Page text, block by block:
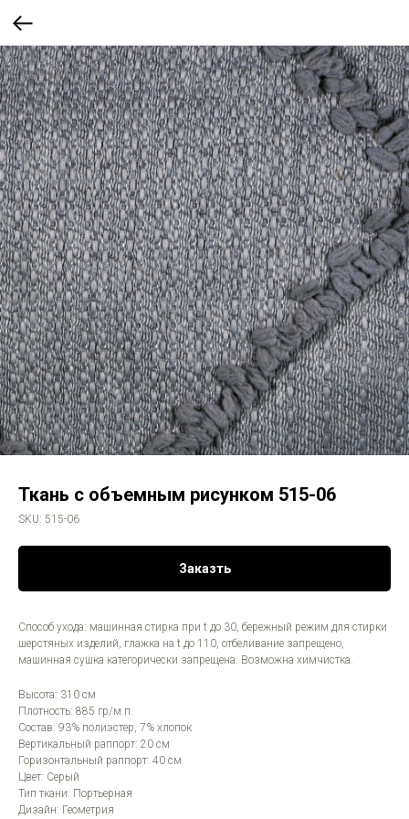
Ткань с объемным рисунком 515-06
SKU: 515-06
Заказть
Способ ухода: машинная стирка при t до 30, бережный режим для стирки
шерстяных изделий, глажка на t до 110, отбеливание запрещено,
машинная сушка категорически запрещена. Возможна химчистка.
Высота: 310 см
Плотность: 885 гр/м.п.
Состав: 93% полиэстер, 7% хлопок
Вертикальный раппорт: 20 см
Горизонтальный раппорт: 40 см
Цвет: Серый
Тип ткани: Портьерная
Дизайн: Геометрия